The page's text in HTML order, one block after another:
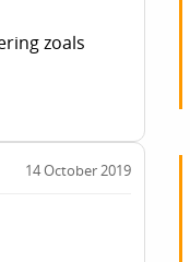
zoals
14 October 2019